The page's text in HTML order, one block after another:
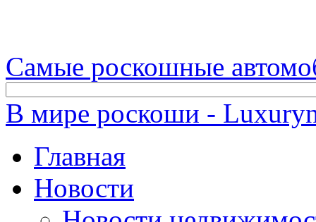
Самые роскошные
В мире роскоши -
Главная
Новости